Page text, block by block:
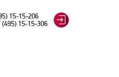
15-15-206
(495) 15-15-306